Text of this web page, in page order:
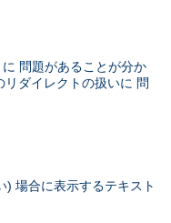
問題があることが分か
ダイレクトの扱いに 問
場合に表示するテキスト